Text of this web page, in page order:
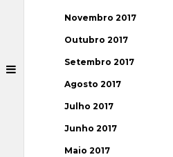
Novembro 2017
Outubro 2017
Setembro 2017
Agosto 2017
Julho 2017
Junho 2017
Maio 2017